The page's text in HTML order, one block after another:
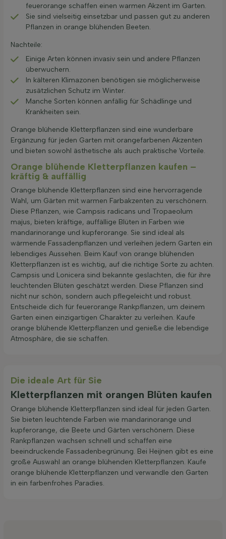
feuerorange schaffen einen warmen Akzent im Garten.
Sie sind vielseitig einsetzbar und passen gut zu anderen
Pflanzen in orange blühenden Beeten.
Nachteile:
Einige Arten können invasiv sein und andere Pflanzen
überwuchern.
In kälteren Klimazonen benötigen sie möglicherweise
zusätzlichen Schutz im Winter.
Manche Sorten können anfällig für Schädlinge und
Krankheiten sein.
Orange blühende Kletterpflanzen sind eine wunderbare
Ergänzung für jeden Garten mit orangefarbenen Akzenten
und bieten sowohl ästhetische als auch praktische Vorteile.
Orange blühende Kletterpflanzen kaufen –
kräftig & auffällig
Orange blühende Kletterpflanzen sind eine hervorragende
Wahl, um Gärten mit warmen Farbakzenten zu verschönern.
Diese Pflanzen, wie Campsis radicans und Tropaeolum
majus, bieten kräftige, auffällige Blüten in Farben wie
mandarinorange und kupferorange. Sie sind ideal als
wärmende Fassadenpflanzen und verleihen jedem Garten ein
lebendiges Aussehen. Beim Kauf von orange blühenden
Kletterpflanzen ist es wichtig, auf die richtige Sorte zu achten.
Campsis und Lonicera sind bekannte geslachten, die für ihre
leuchtenden Blüten geschätzt werden. Diese Pflanzen sind
nicht nur schön, sondern auch pflegeleicht und robust.
Entscheide dich für feuerorange Rankpflanzen, um deinem
Garten einen einzigartigen Charakter zu verleihen. Kaufe
orange blühende Kletterpflanzen und genieße die lebendige
Atmosphäre, die sie schaffen.
Die ideale Art für Sie
Kletterpflanzen mit orangen Blüten kaufen
Orange blühende Kletterpflanzen sind ideal für jeden Garten.
Sie bieten leuchtende Farben wie mandarinorange und
kupferorange, die Beete und Gärten verschönern. Diese
Rankpflanzen wachsen schnell und schaffen eine
beeindruckende Fassadenbegrünung. Bei Heijnen gibt es eine
große Auswahl an orange blühenden Kletterpflanzen. Kaufe
orange blühende Kletterpflanzen und verwandle den Garten
in ein farbenfrohes Paradies.